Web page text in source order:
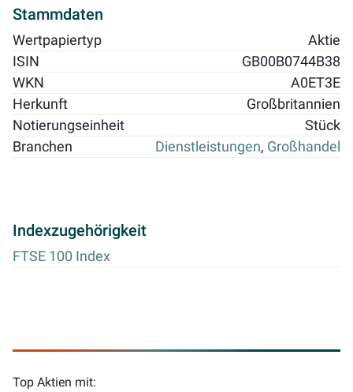
Stammdaten
Wertpapiertyp
Aktie
ISIN
GB00B0744B38
WKN
A0ET3E
Herkunft
Großbritannien
Notierungseinheit
Stück
Branchen
Dienstleistungen, Großhandel
Indexzugehörigkeit
FTSE 100 Index
Top Aktien mit: